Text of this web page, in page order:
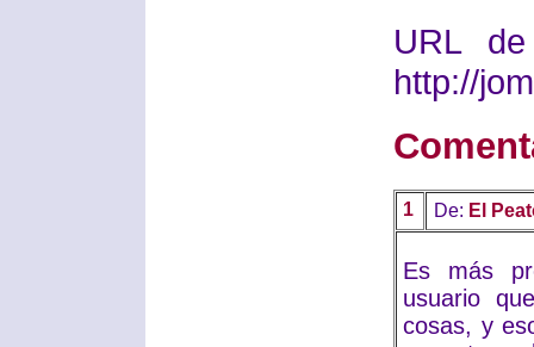
URL
http://
1 De: El
Es más
usuario
cosas, y